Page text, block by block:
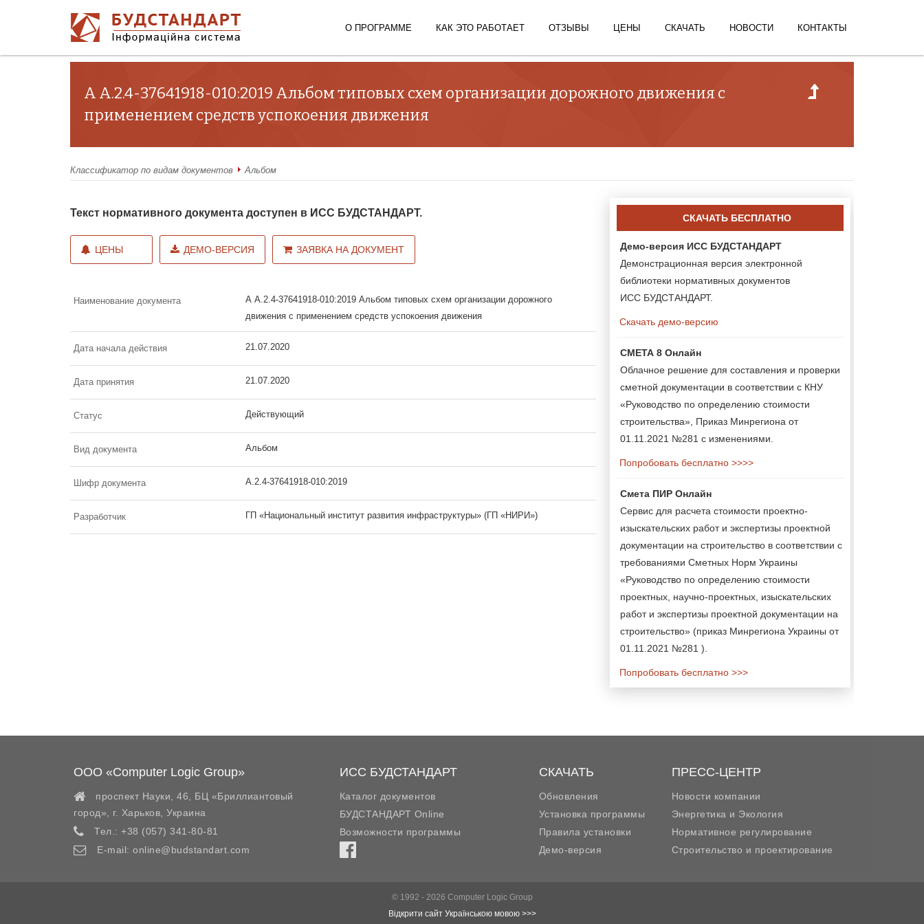
О ПРОГРАММЕ КАК ЭТО РАБОТАЕТ ОТЗЫВЫ ЦЕНЫ СКАЧАТЬ НОВОСТИ КОНТАКТЫ
А А.2.4-37641918-010:2019 Альбом типовых схем организации дорожного движения с
применением средств успокоения движения
Классификатор по видам документов Альбом
Текст нормативного документа доступен в ИСС БУДСТАНДАРТ.
ЦЕНЫ ДЕМО-ВЕРСИЯ ЗАЯВКА НА ДОКУМЕНТ
Наименование документа
А А.2.4-37641918-010:2019 Альбом типовых схем организации дорожного
движения с применением средств успокоения движения
Дата начала действия 21.07.2020
Дата принятия 21.07.2020
Статус Действующий
Вид документа Альбом
Шифр документа А.2.4-37641918-010:2019
Разработчик ГП «Национальный институт развития инфраструктуры» (ГП «НИРИ»)
СКАЧАТЬ БЕСПЛАТНО
Демо-версия ИСС БУДСТАНДАРТ
Демонстрационная версия электронной
библиотеки нормативных документов
ИСС БУДСТАНДАРТ.
Скачать демо-версию
СМЕТА 8 Онлайн
Облачное решение для составления и проверки
сметной документации в соответствии с КНУ
«Руководство по определению стоимости
строительства», Приказ Минрегиона от
01.11.2021 №281 с изменениями.
Попробовать бесплатно >>>>
Смета ПИР Онлайн
Сервис для расчета стоимости проектно-
изыскательских работ и экспертизы проектной
документации на строительство в соответствии с
требованиями Сметных Норм Украины
«Руководство по определению стоимости
проектных, научно-проектных, изыскательских
работ и экспертизы проектной документации на
строительство» (приказ Минрегиона Украины от
01.11.2021 №281 ).
Попробовать бесплатно >>>
ООО «Computer Logic Group»
проспект Науки, 46, БЦ «Бриллиантовый
город»,
г. Харьков Украина
Тел.: +38 (057) 341-80-81
E-mail: online@budstandart.com
ИСС БУДСТАНДАРТ
Каталог документов
БУДСТАНДАРТ Online
Возможности программы
СКАЧАТЬ
Обновления
Установка программы
Правила установки
Демо-версия
ПРЕСС-ЦЕНТР
Новости компании
Энергетика и Экология
Нормативное регулирование
Строительство и проектирование
© 1992 - 2026 Computer Logic Group
Відкрити сайт Українською мовою >>>